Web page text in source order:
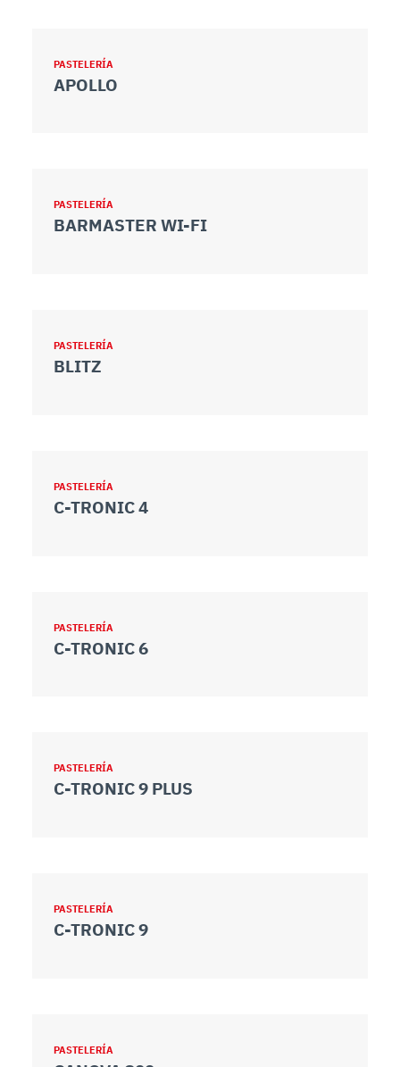
PASTELERÍA
APOLLO
PASTELERÍA
BARMASTER WI-FI
PASTELERÍA
BLITZ
PASTELERÍA
C-TRONIC 4
PASTELERÍA
C-TRONIC 6
PASTELERÍA
C-TRONIC 9 PLUS
PASTELERÍA
C-TRONIC 9
PASTELERÍA